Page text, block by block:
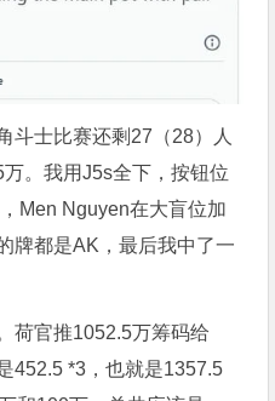
斗士比赛还剩27（28）人
。我用J5s全下，按钮位
Men Nguyen在大盲位加
牌都是AK，最后我中了一
荷官推1052.5万筹码给
452.5 *3，也就是1357.5